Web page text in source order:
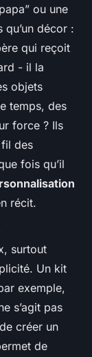
ou une
décor :
qui reçoit
- il la
objets
temps, des
force ? Ils
des
fois qu’il
récit.
surtout
Un kit
exemple,
s’agit pas
créer un
de